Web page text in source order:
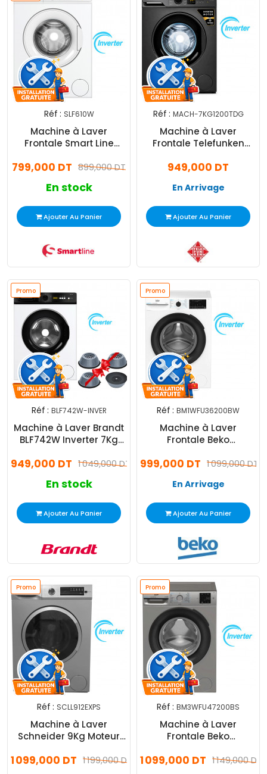
Réf : SLF610W
Machine à Laver
Frontale Smart Line
Blanc899,000 DT
799,000 DT
En stock
Ajouter Au Panier
Réf : MACH-7KG1200TDG
Machine à Laver
Frontale Telefunken
Inverter 7Kg Dark Gris
949,000 DT
En Arrivage
Ajouter Au Panier
Promo
Réf : BLF742W-INVER
Machine à Laver Brandt
BLF742W Inverter 7Kg
1 049,000 DT
949,000 DT
En stock
Ajouter Au Panier
Promo
Réf : BM1WFU36200BW
Machine à Laver
Frontale Beko
Inverter 6Kg Blanc
1 099,000 DT
999,000 DT
En Arrivage
Ajouter Au Panier
Promo
Réf : SCLL912EXPS
Machine à Laver
Schneider 9Kg Moteur
Silver 1 199,000 DT
1 099,000 DT
Promo
Réf : BM3WFU47200BS
Machine à Laver
Frontale Beko
7Kg Silver1 149,000 DT
1 099,000 DT